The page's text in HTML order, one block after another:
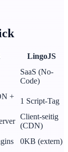
LingoJS
SaaS (No-
Code)
+
1 Script-Tag
Client-seitig
(CDN)
0KB (extern)